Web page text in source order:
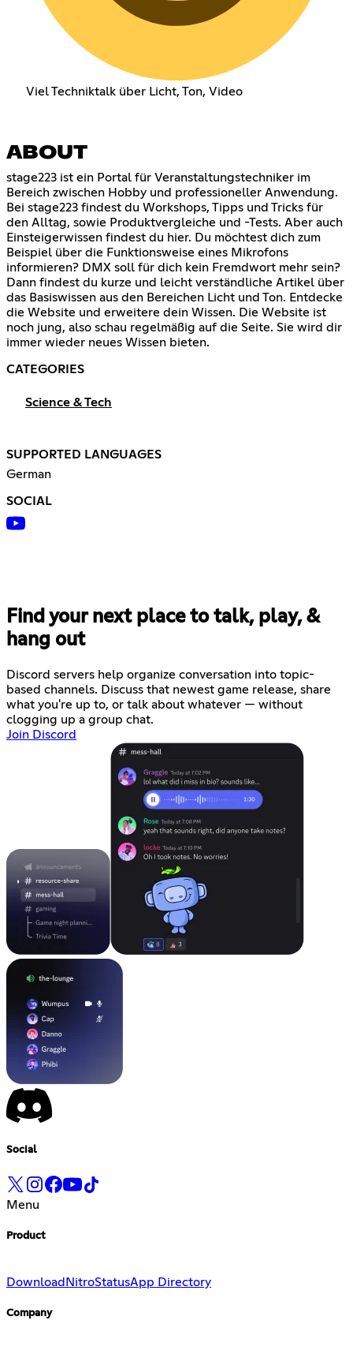
Viel Techniktalk über Licht, Ton, Video
ABOUT
stage223 ist ein Portal für Veranstaltungstechniker im
Bereich zwischen Hobby und professioneller Anwendung.
Bei stage223 findest du Workshops, Tipps und Tricks für
den Alltag, sowie Produktvergleiche und -Tests. Aber auch
Einsteigerwissen findest du hier. Du möchtest dich zum
Beispiel über die Funktionsweise eines Mikrofons
informieren? DMX soll für dich kein Fremdwort mehr sein?
Dann findest du kurze und leicht verständliche Artikel über
das Basiswissen aus den Bereichen Licht und Ton. Entdecke
die Website und erweitere dein Wissen. Die Website ist
noch jung, also schau regelmäßig auf die Seite. Sie wird dir
immer wieder neues Wissen bieten.
CATEGORIES
Science & Tech
SUPPORTED LANGUAGES
German
SOCIAL
Find your next place to talk, play, &
hang out
Discord servers help organize conversation into topic-
based channels. Discuss that newest game release, share
what you're up to, or talk about whatever — without
clogging up a group chat.
Join Discord
Social
Menu
Product
Download NitroStatusApp Directory
Company